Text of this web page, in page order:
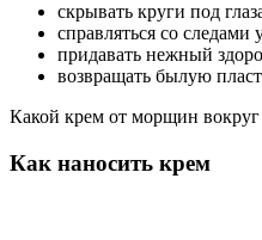
скрывать круги под
справляться со следами
придавать нежный
возвращать былую
Какой крем от морщин
Как наносить крем